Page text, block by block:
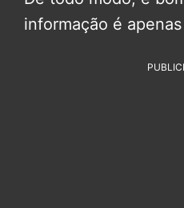
informação é